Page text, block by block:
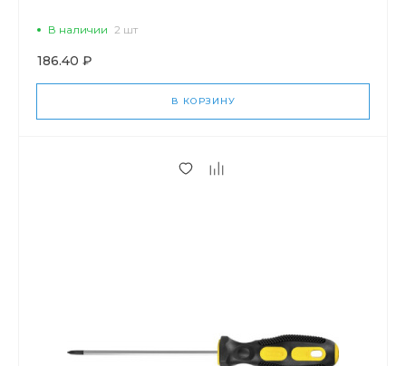
В наличии 2 шт
186.40 ₽
В КОРЗИНУ